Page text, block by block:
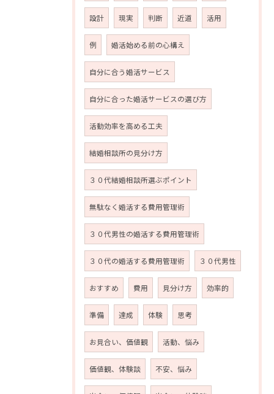
設計 現実 判断 近道 活用
例 婚活始める前の心構え
自分に合う婚活サービス
自分に合った婚活サービスの選び方
活動効率を高める工夫
結婚相談所の見分け方
３０代結婚相談所選ぶポイント
無駄なく婚活する費用管理術
３０代男性の婚活する費用管理術
３０代の婚活する費用管理術 ３０代男性
おすすめ 費用 見分け方 効率的
準備 達成 体験 思考
お見合い、価値観 活動、悩み
価値観、体験談 不安、悩み